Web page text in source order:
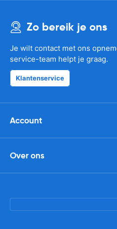
Zo bereik je ons
Je wilt contact met ons
service-team helpt je graag.
Klantenservice
Account
Over ons